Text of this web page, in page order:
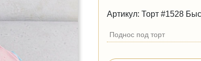
Артикул: Торт #1528
Поднос под торт